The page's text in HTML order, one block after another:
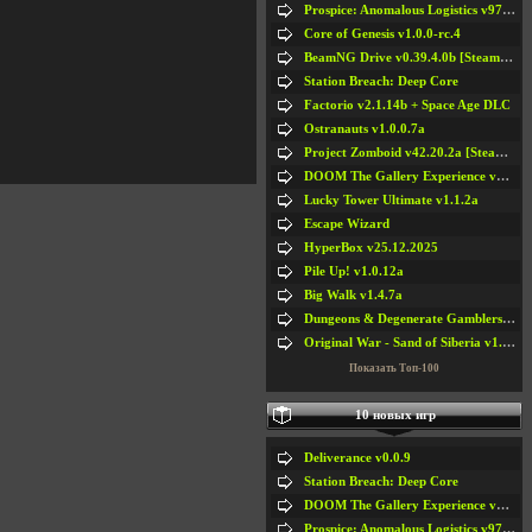
Prospice: Anomalous Logistics v97 [Playtest]
Core of Genesis v1.0.0-rc.4
BeamNG Drive v0.39.4.0b [Steam Early Access]
Station Breach: Deep Core
Factorio v2.1.14b + Space Age DLC
Ostranauts v1.0.0.7a
Project Zomboid v42.20.2a [Steam Early Access]
DOOM The Gallery Experience v1.4.2
Lucky Tower Ultimate v1.1.2a
Escape Wizard
HyperBox v25.12.2025
Pile Up! v1.0.12a
Big Walk v1.4.7a
Dungeons & Degenerate Gamblers v2.0.2a
Original War - Sand of Siberia v1.6.30
Показать Топ-100
10 новых игр
Deliverance v0.0.9
Station Breach: Deep Core
DOOM The Gallery Experience v1.4.2
Prospice: Anomalous Logistics v97 [Playtest]